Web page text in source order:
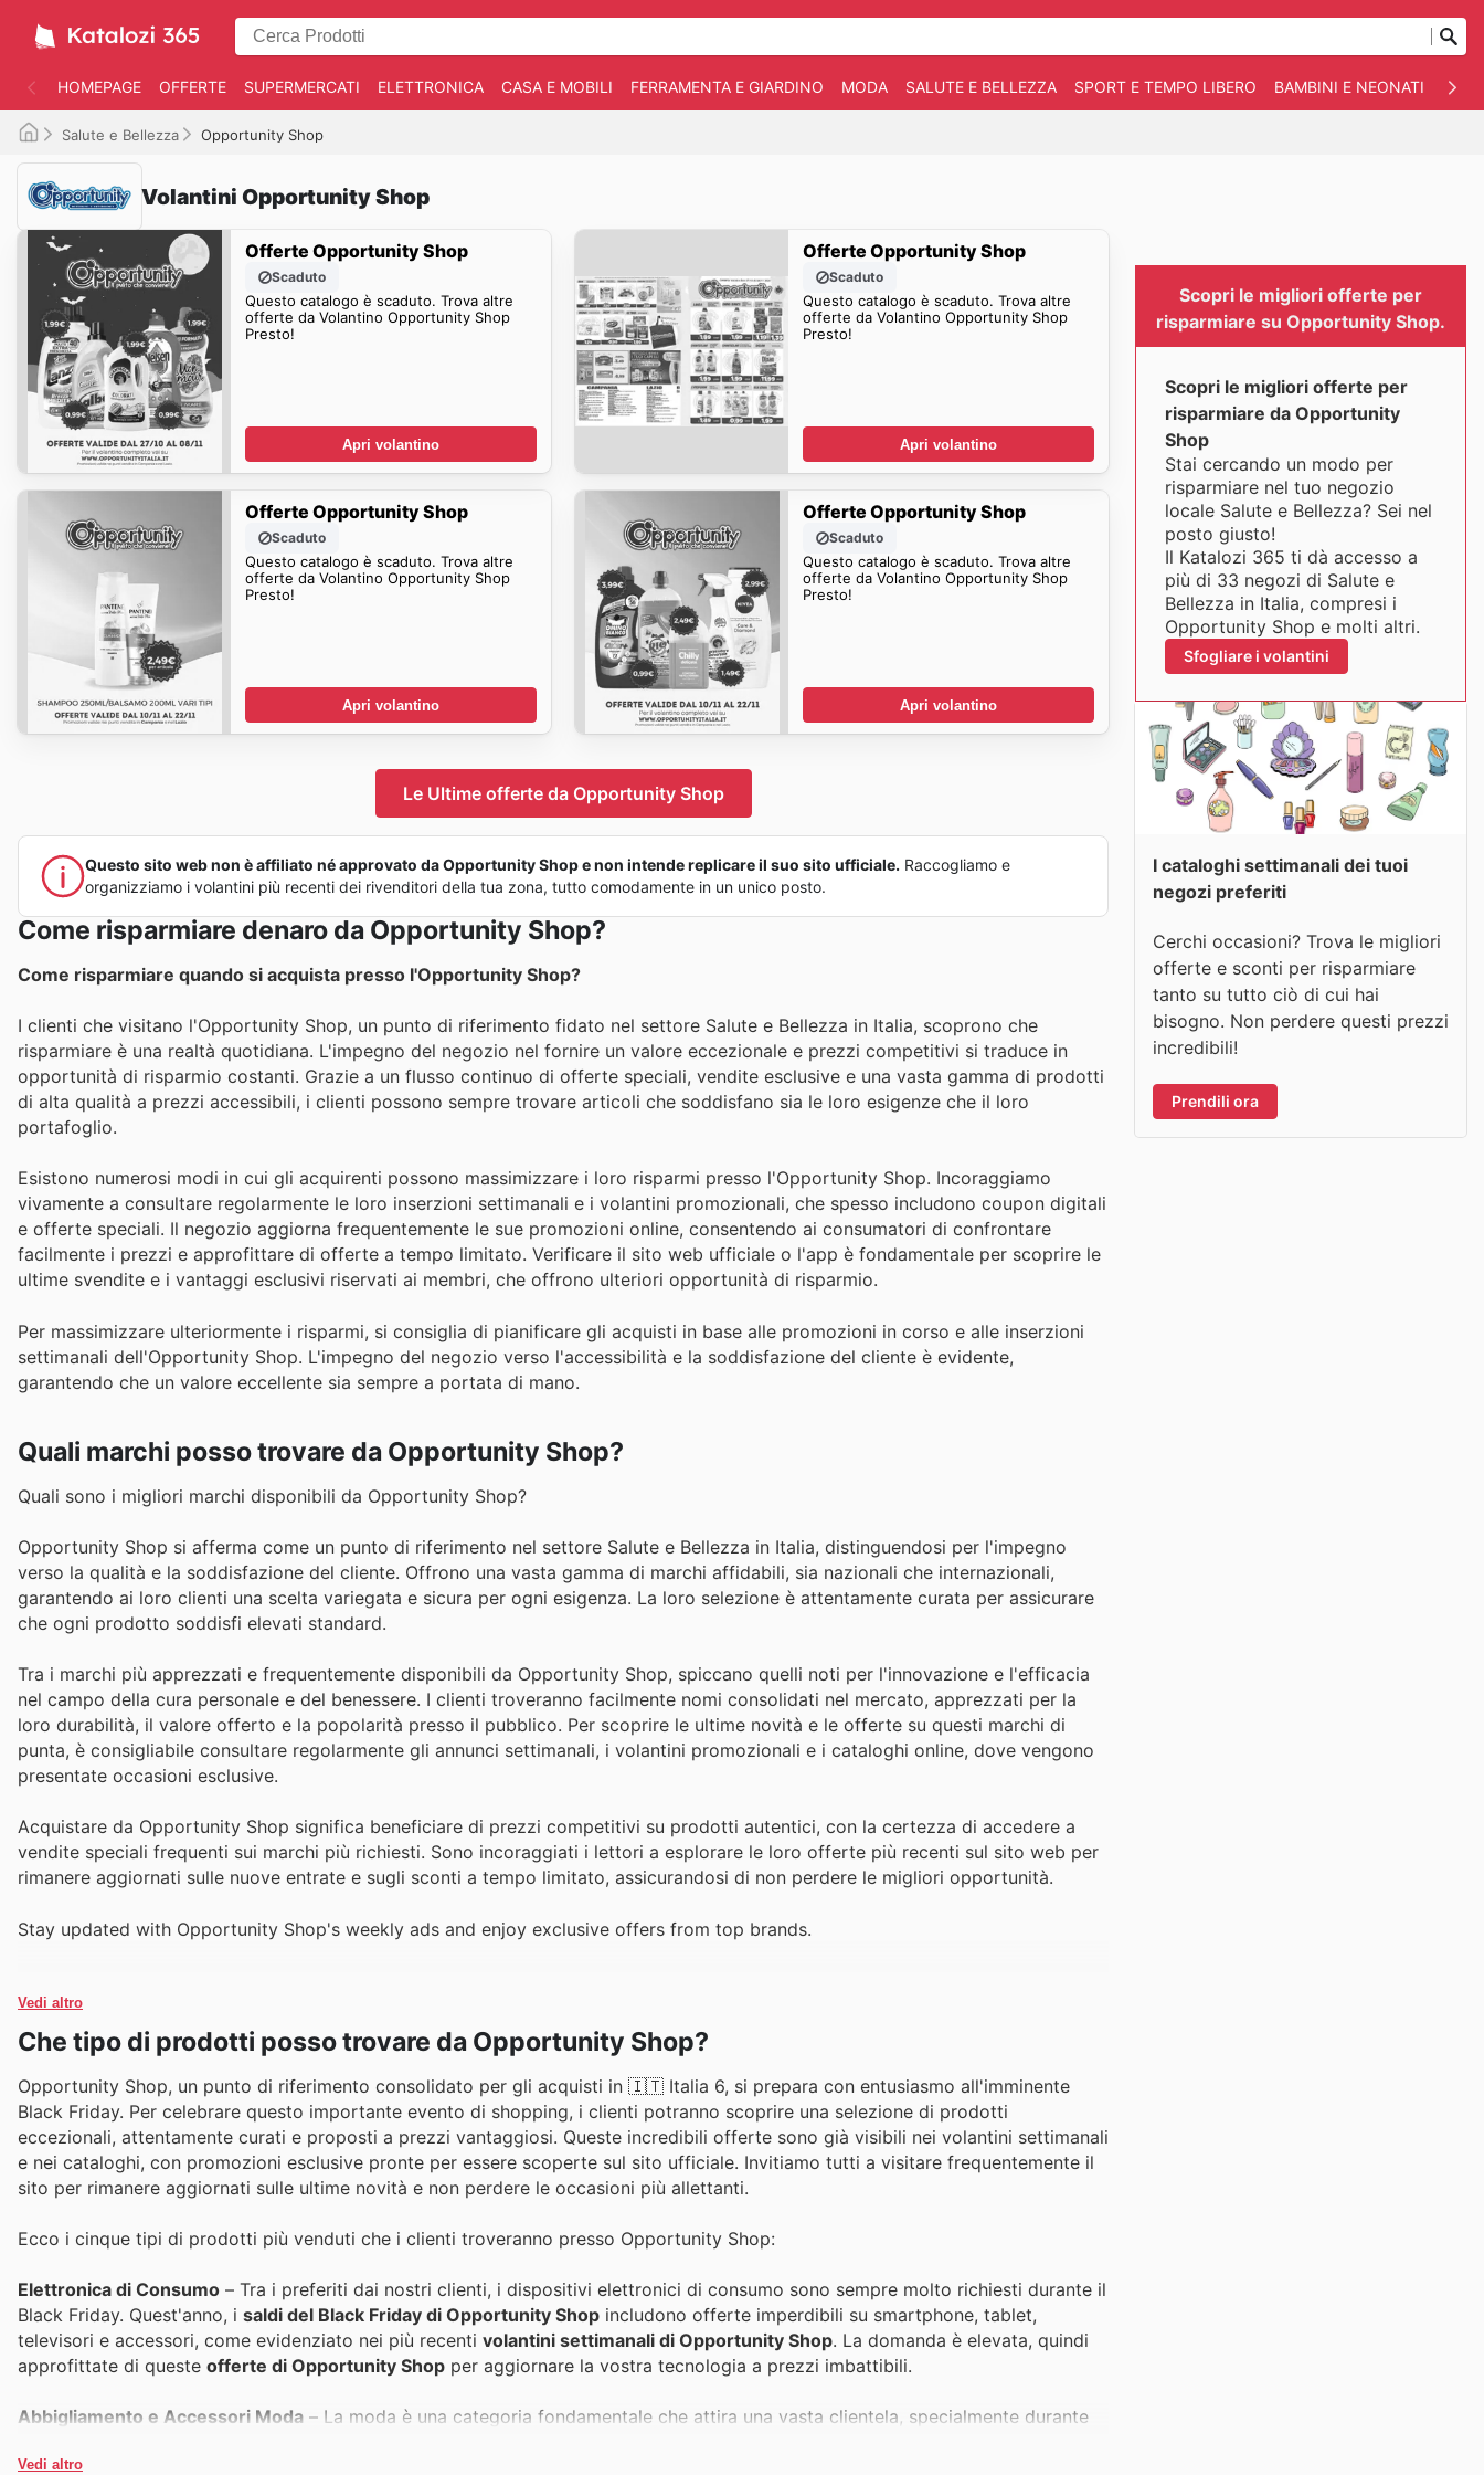
HOMEPAGE OFFERTE SUPERMERCATI ELETTRONICA CASA E MOBILI FERRAMENTA E GIARDINO MODA SALUTE E BELLEZZA SPORT E TEMPO LIBERO BAMBINI E NEONATI
Salute e Bellezza Opportunity Shop
Volantini Opportunity Shop
Offerte Opportunity Shop
Scaduto
Questo catalogo è scaduto. Trova altre
offerte da Volantino Opportunity Shop
Presto!
Apri volantino
Offerte Opportunity Shop
Scaduto
Questo catalogo è scaduto. Trova altre
offerte da Volantino Opportunity Shop
Presto!
Apri volantino
Offerte Opportunity Shop
Scaduto
Questo catalogo è scaduto. Trova altre
offerte da Volantino Opportunity Shop
Presto!
Apri volantino
Offerte Opportunity Shop
Scaduto
Questo catalogo è scaduto. Trova altre
offerte da Volantino Opportunity Shop
Presto!
Apri volantino
Le Ultime offerte da Opportunity Shop
Questo sito web non è affiliato né approvato da Opportunity Shop e non intende replicare il suo sito ufficiale. Raccogliamo e
organizziamo i volantini più recenti dei rivenditori della tua zona, tutto comodamente in un unico posto.
Come risparmiare denaro da Opportunity Shop?
Come risparmiare quando si acquista presso l'Opportunity Shop?
I clienti che visitano l'Opportunity Shop, un punto di riferimento fidato nel settore Salute e Bellezza in Italia, scoprono che
risparmiare è una realtà quotidiana. L'impegno del negozio nel fornire un valore eccezionale e prezzi competitivi si traduce in
opportunità di risparmio costanti. Grazie a un flusso continuo di offerte speciali, vendite esclusive e una vasta gamma di prodotti
di alta qualità a prezzi accessibili, i clienti possono sempre trovare articoli che soddisfano sia le loro esigenze che il loro
portafoglio.
Esistono numerosi modi in cui gli acquirenti possono massimizzare i loro risparmi presso l'Opportunity Shop. Incoraggiamo
vivamente a consultare regolarmente le loro inserzioni settimanali e i volantini promozionali, che spesso includono coupon digitali
e offerte speciali. Il negozio aggiorna frequentemente le sue promozioni online, consentendo ai consumatori di confrontare
facilmente i prezzi e approfittare di offerte a tempo limitato. Verificare il sito web ufficiale o l'app è fondamentale per scoprire le
ultime svendite e i vantaggi esclusivi riservati ai membri, che offrono ulteriori opportunità di risparmio.
Per massimizzare ulteriormente i risparmi, si consiglia di pianificare gli acquisti in base alle promozioni in corso e alle inserzioni
settimanali dell'Opportunity Shop. L'impegno del negozio verso l'accessibilità e la soddisfazione del cliente è evidente,
garantendo che un valore eccellente sia sempre a portata di mano.
Quali marchi posso trovare da Opportunity Shop?
Quali sono i migliori marchi disponibili da Opportunity Shop?
Opportunity Shop si afferma come un punto di riferimento nel settore Salute e Bellezza in Italia, distinguendosi per l'impegno
verso la qualità e la soddisfazione del cliente. Offrono una vasta gamma di marchi affidabili, sia nazionali che internazionali,
garantendo ai loro clienti una scelta variegata e sicura per ogni esigenza. La loro selezione è attentamente curata per assicurare
che ogni prodotto soddisfi elevati standard.
Tra i marchi più apprezzati e frequentemente disponibili da Opportunity Shop, spiccano quelli noti per l'innovazione e l'efficacia
nel campo della cura personale e del benessere. I clienti troveranno facilmente nomi consolidati nel mercato, apprezzati per la
loro durabilità, il valore offerto e la popolarità presso il pubblico. Per scoprire le ultime novità e le offerte su questi marchi di
punta, è consigliabile consultare regolarmente gli annunci settimanali, i volantini promozionali e i cataloghi online, dove vengono
presentate occasioni esclusive.
Acquistare da Opportunity Shop significa beneficiare di prezzi competitivi su prodotti autentici, con la certezza di accedere a
vendite speciali frequenti sui marchi più richiesti. Sono incoraggiati i lettori a esplorare le loro offerte più recenti sul sito web per
rimanere aggiornati sulle nuove entrate e sugli sconti a tempo limitato, assicurandosi di non perdere le migliori opportunità.
Stay updated with Opportunity Shop's weekly ads and enjoy exclusive offers from top brands.
Vedi altro
Che tipo di prodotti posso trovare da Opportunity Shop?
Opportunity Shop, un punto di riferimento consolidato per gli acquisti in 🇮🇹 Italia 6, si prepara con entusiasmo all'imminente
Black Friday. Per celebrare questo importante evento di shopping, i clienti potranno scoprire una selezione di prodotti
eccezionali, attentamente curati e proposti a prezzi vantaggiosi. Queste incredibili offerte sono già visibili nei volantini settimanali
e nei cataloghi, con promozioni esclusive pronte per essere scoperte sul sito ufficiale. Invitiamo tutti a visitare frequentemente il
sito per rimanere aggiornati sulle ultime novità e non perdere le occasioni più allettanti.
Ecco i cinque tipi di prodotti più venduti che i clienti troveranno presso Opportunity Shop:
Elettronica di Consumo – Tra i preferiti dai nostri clienti, i dispositivi elettronici di consumo sono sempre molto richiesti durante il
Black Friday. Quest'anno, i saldi del Black Friday di Opportunity Shop includono offerte imperdibili su smartphone, tablet,
televisori e accessori, come evidenziato nei più recenti volantini settimanali di Opportunity Shop. La domanda è elevata, quindi
approfittate di queste offerte di Opportunity Shop per aggiornare la vostra tecnologia a prezzi imbattibili.
Abbigliamento e Accessori Moda – La moda è una categoria fondamentale che attira una vasta clientela, specialmente durante
accessori per tutta la famiglia, con sconti che rendono questo il momento ideale per rinnovare il guardaroba. Consultate gli
Vedi altro
Scopri le migliori offerte per
risparmiare su Opportunity Shop.
Scopri le migliori offerte per
risparmiare da Opportunity
Shop
Stai cercando un modo per
risparmiare nel tuo negozio
locale Salute e Bellezza? Sei nel
posto giusto!
Il Katalozi 365 ti dà accesso a
più di 33 negozi di Salute e
Bellezza in Italia, compresi i
Opportunity Shop e molti altri.
Sfogliare i volantini
I cataloghi settimanali dei tuoi
negozi preferiti
Cerchi occasioni? Trova le migliori
offerte e sconti per risparmiare
tanto su tutto ciò di cui hai
bisogno. Non perdere questi prezzi
incredibili!
Prendili ora